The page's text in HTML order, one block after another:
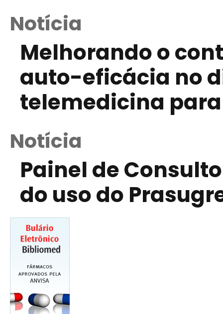
Notícia
Melhorando o
auto-eficácia no
telemedicina
Notícia
Painel de
do uso do